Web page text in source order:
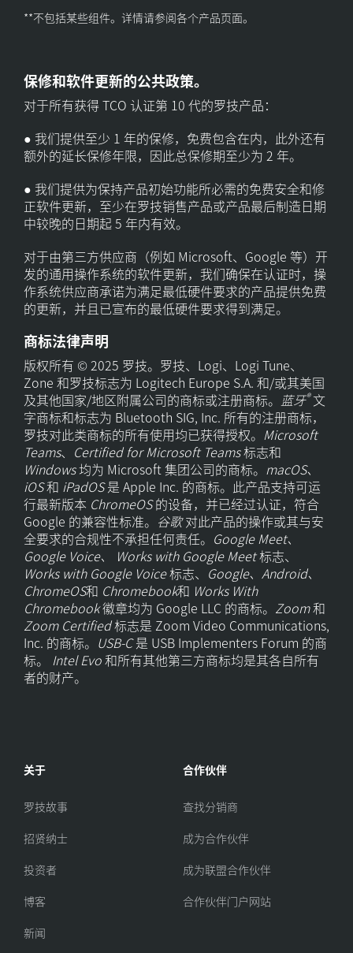
**不包括某些组件。详情请参阅各个产品页面。
保修和软件更新的公共政策。
对于所有获得 TCO 认证第 10 代的罗技产品：
● 我们提供至少 1 年的保修，免费包含在内，此外还有
额外的延长保修年限，因此总保修期至少为 2 年。
● 我们提供为保持产品初始功能所必需的免费安全和修
正软件更新，至少在罗技销售产品或产品最后制造日期
中较晚的日期起 5 年内有效。
对于由第三方供应商（例如 Microsoft、Google 等）开
发的通用操作系统的软件更新，我们确保在认证时，操
作系统供应商承诺为满足最低硬件要求的产品提供免费
的更新，并且已宣布的最低硬件要求得到满足。
商标法律声明
版权所有 © 2025 罗技。罗技、Logi、Logi Tune、
Zone 和罗技标志为 Logitech Europe S.A. 和/或其美国
及其他国家/地区附属公司的商标或注册商标。 蓝牙®文
字商标和标志为 Bluetooth SIG, Inc. 所有的注册商标，
罗技对此类商标的所有使用均已获得授权。 Microsoft
Teams、 Certified for Microsoft Teams标志和
Windows均为 Microsoft 集团公司的商标。 macOS、
iOS和 iPadOS是 Apple Inc. 的商标。此产品支持可运
行最新版本 ChromeOS的设备，并已经过认证，符合
Google 的兼容性标准。 谷歌对此产品的操作或其与安
全要求的合规性不承担任何责任。 Google Meet、
Google Voice、
Works with Google Meet标志、
Works with Google Voice标志、 Google、Android、
ChromeOS和 Chromebook和 Works With
Chromebook徽章均为 Google LLC 的商标。 Zoom和
Zoom Certified标志是 Zoom Video Communications,
Inc. 的商标。 USB-C是 USB Implementers Forum 的商
标。 Intel Evo和所有其他第三方商标均是其各自所有
者的财产。
关于
罗技故事
招贤纳士
投资者
博客
新闻
合作伙伴
查找分销商
成为合作伙伴
成为联盟合作伙伴
合作伙伴门户网站